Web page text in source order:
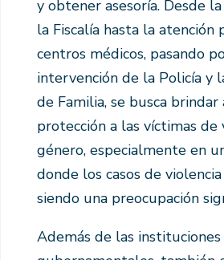
y obtener asesoría. Desde
la Fiscalía hasta la atención
centros médicos, pasando
intervención de la Policía y
de Familia, se busca brindar
protección a las víctimas de
género, especialmente en
donde los casos de
siendo una preocupación
Además de las instituciones